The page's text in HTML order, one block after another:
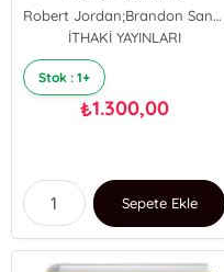
Robert Jordan;Brandon Sanderson
ROBERT JORDAN
BRANDON SANDERSON
İTHAKİ YAYINLARI
Stok : 1+
₺1.300,00
Sepete Ekle